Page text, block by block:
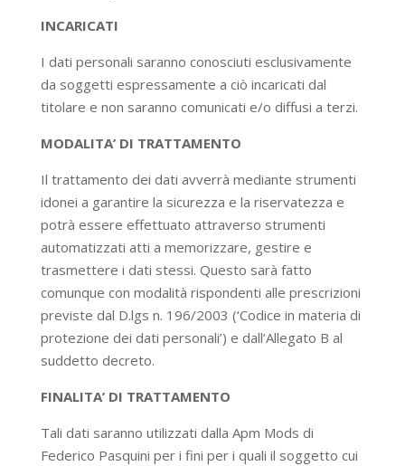
INCARICATI
I dati personali saranno conosciuti esclusivamente
da soggetti espressamente a ciò incaricati dal
titolare e non saranno comunicati e/o diffusi a terzi.
MODALITA’ DI TRATTAMENTO
Il trattamento dei dati avverrà mediante strumenti
idonei a garantire la sicurezza e la riservatezza e
potrà essere effettuato attraverso strumenti
automatizzati atti a memorizzare, gestire e
trasmettere i dati stessi. Questo sarà fatto
comunque con modalità rispondenti alle prescrizioni
previste dal D.lgs n. 196/2003 (‘Codice in materia di
protezione dei dati personali’) e dall’Allegato B al
suddetto decreto.
FINALITA’ DI TRATTAMENTO
Tali dati saranno utilizzati dalla Apm Mods di
Federico Pasquini per i fini per i quali il soggetto cui